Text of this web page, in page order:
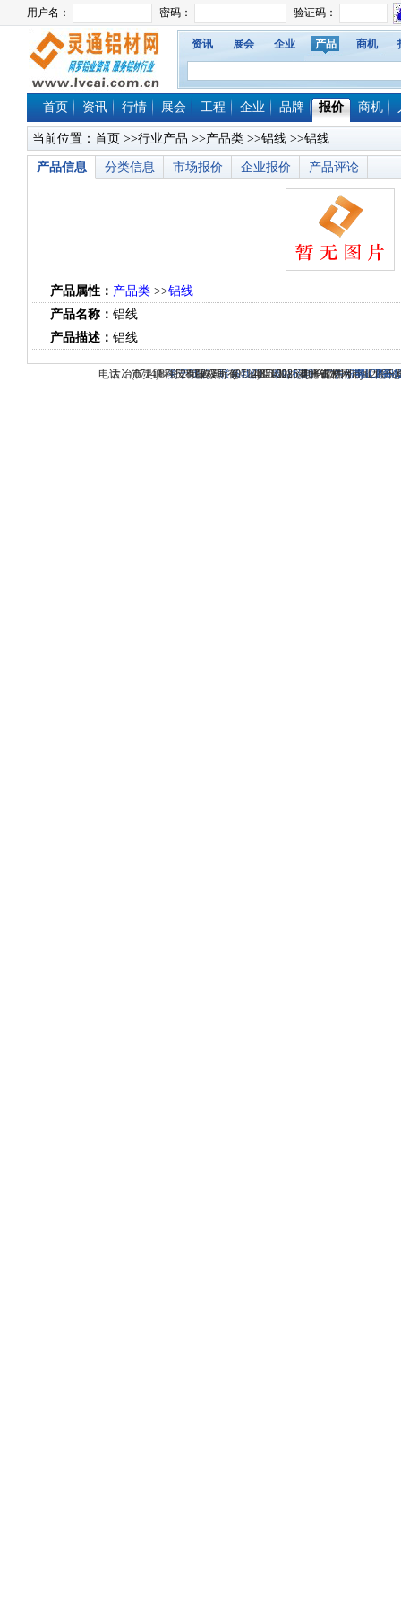
资讯 展会 企业 产品 商机
首页 资讯 行情 展会 工程 企业 品牌 报价 商机
当前位置： 首页 >>行业产品 >>产品类 >>铝线 >>铝线
产品信息 分类信息 市场报价 企业报价 产品评论
产品属性： 产品类 >>铝线
产品名称： 铝线
产品描述： 铝线
关于我们-联系我们-本站招聘-广告服务-商业
电话：(0714)8765286 传真：(0714)8765285 电子邮件：
大冶市灵通科技有限公司 @ （435100）湖北省大冶市城北开
版权所有 © 2006-2026灵通铝材网鄂ICP备